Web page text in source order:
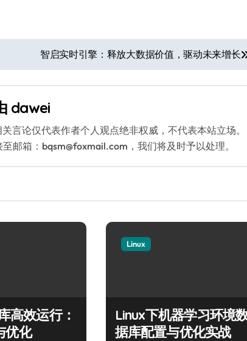
智启实时引擎：释放大数据价值，驱动未来增长
dawei
言论仅代表作者个人观点绝非权威，不代表本站立场。
邮箱：bqsm@foxmail.com，我们将及时予以处理。
高效运行：
优化
Linux
Linux下机器学习环境
据库配置与优化实战